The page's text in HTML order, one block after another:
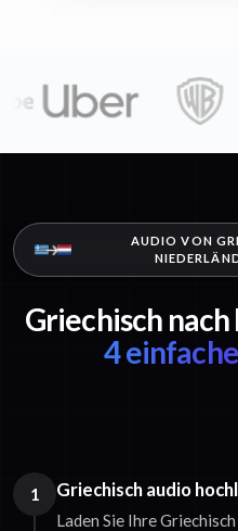
AUDIO VON
Griechisch
4
1 Griechisch audio
Laden Sie Ihre